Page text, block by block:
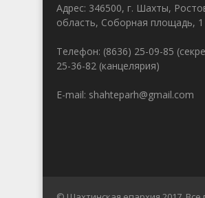
Адрес: 346500, г. Шахты,
область, Соборная площадь, 1
Телефон: (8636) 25-09-85
25-36-82 (канцелярия)
E-mail: shahteparh@gmail.com